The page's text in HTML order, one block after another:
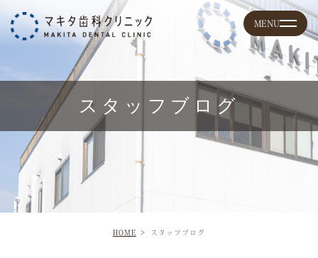
スタッフブログ
HOME スタッフブログ